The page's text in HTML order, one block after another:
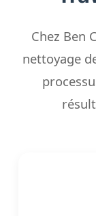
Chez Ben
nettoyage